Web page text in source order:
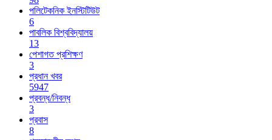
পলিটেকনিক ইনস্টিটিউট
6
পাবলিক বিশ্ববিদ্যালয়
13
পেশাগত প্রশিক্ষণ
3
প্রধান খবর
5947
প্রবন্ধ/নিবন্ধ
3
প্রবাস
8